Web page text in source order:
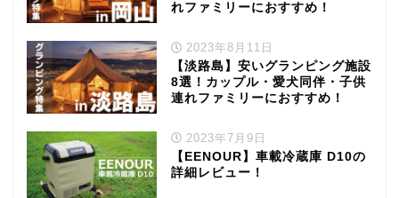
れファミリーにおすすめ！
2023年8月11日
【淡路島】安いグランピング施設
8選！カップル・愛犬同伴・子供
連れファミリーにおすすめ！
2023年7月9日
【EENOUR】車載冷蔵庫 D10の
詳細レビュー！